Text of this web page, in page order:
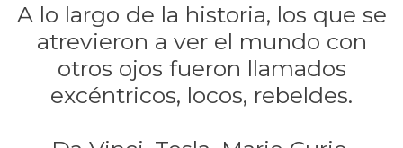
A lo largo de la historia, los que se
atrevieron a ver el mundo con
otros ojos fueron llamados
excéntricos, locos, rebeldes.